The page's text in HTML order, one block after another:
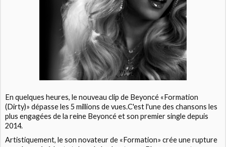
En quelques heures, le nouveau clip de Beyoncé «Formation
(Dirty)» dépasse les 5 millions de vues.C'est l'une des chansons les
plus engagées de la reine Beyoncé et son premier single depuis
2014.
Artistiquement, le son novateur de «Formation» crée une rupture